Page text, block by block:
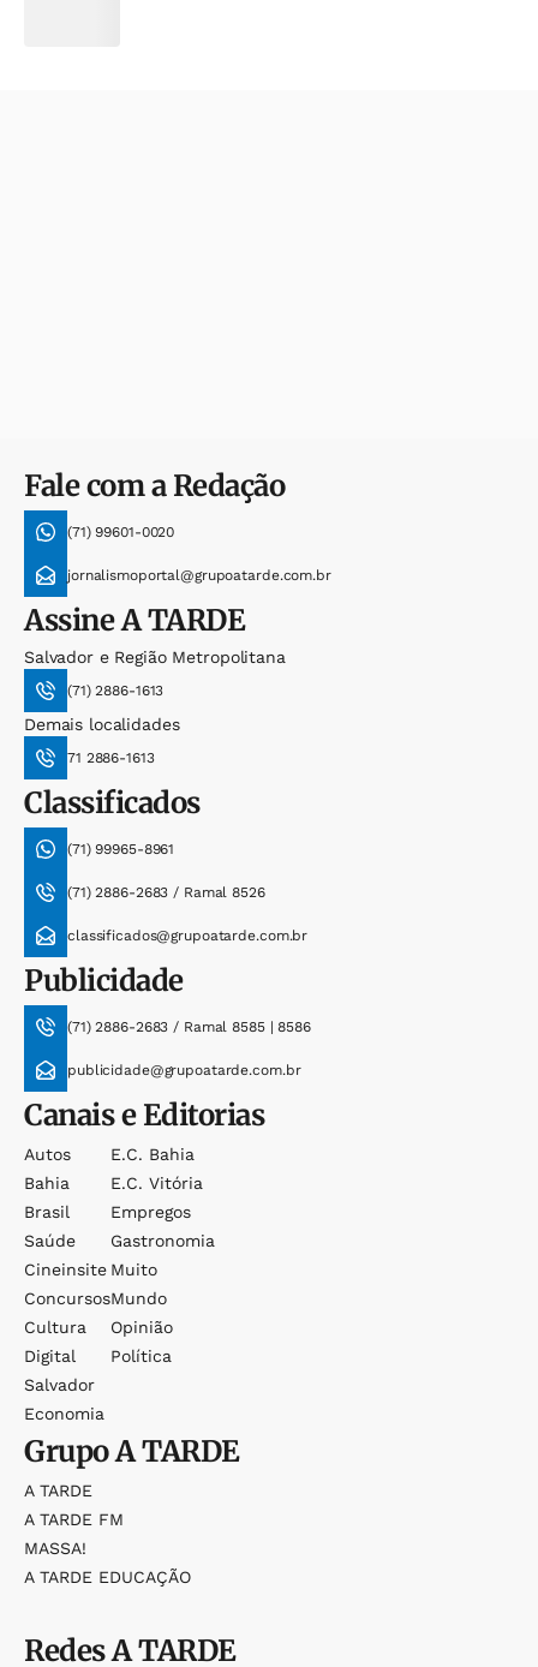
Fale com a Redação
(71) 99601-0020
jornalismoportal@grupoatarde.com.br
AssineA TARDE
Salvador e Região Metropolitana
(71) 2886-1613
Demais localidades
71 2886-1613
Classificados
(71) 99965-8961
(71) 2886-2683 / Ramal 8526
classificados@grupoatarde.com.br
Publicidade
(71) 2886-2683 / Ramal 8585 | 8586
publicidade@grupoatarde.com.br
Canais e Editorias
Autos
Bahia
Brasil
Saúde
Cineinsite
Concursos
Cultura
Digital
Salvador
Economia
E.c. Bahia
E.c. Vitória
Empregos
Gastronomia
Muito
Mundo
Opinião
Política
GrupoA TARDE
A TARDE
A TARDE FM
MASSA!
A TARDE EDUCAÇÃO
RedesA TARDE